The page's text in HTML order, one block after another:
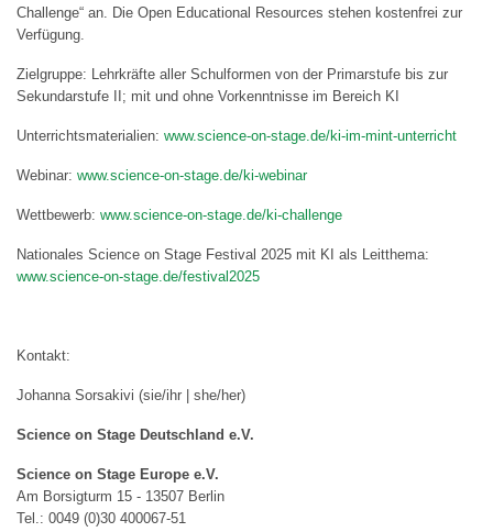
Challenge“ an. Die Open Educational Resources stehen kostenfrei zur
Verfügung.
Zielgruppe: Lehrkräfte aller Schulformen von der Primarstufe bis zur
Sekundarstufe II; mit und ohne Vorkenntnisse im Bereich KI
Unterrichtsmaterialien: www.science-on-stage.de/ki-im-mint-unterricht
Webinar: www.science-on-stage.de/ki-webinar
Wettbewerb: www.science-on-stage.de/ki-challenge
Nationales Science on Stage Festival 2025 mit KI als Leitthema:
www.science-on-stage.de/festival2025
Kontakt:
Johanna Sorsakivi (sie/ihr | she/her)
Science on Stage Deutschland e.V.
Science on Stage Europe e.V.
Am Borsigturm 15 - 13507 Berlin
Tel.: 0049 (0)30 400067-51